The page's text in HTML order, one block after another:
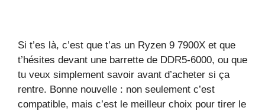
Si t’es là, c’est que t’as un Ryzen 9 7900X et que
t’hésites devant une barrette de DDR5-6000, ou que
tu veux simplement savoir avant d’acheter si ça
rentre. Bonne nouvelle : non seulement c’est
compatible, mais c’est le meilleur choix pour tirer le